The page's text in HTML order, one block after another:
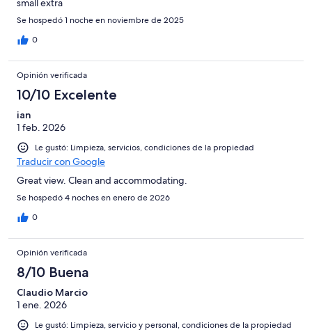
small extra
Se hospedó 1 noche en noviembre de 2025
0
Opinión verificada
10/10 Excelente
ian
1 feb. 2026
Le gustó: Limpieza, servicios, condiciones de la propiedad
Traducir con Google
Great view. Clean and accommodating.
Se hospedó 4 noches en enero de 2026
0
Opinión verificada
8/10 Buena
Claudio Marcio
1 ene. 2026
Le gustó: Limpieza, servicio y personal, condiciones de la propiedad